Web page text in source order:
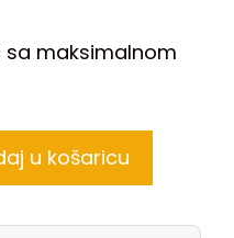
sa maksimalnom
u košaricu